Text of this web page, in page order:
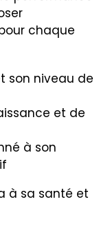
chaque
son niveau de
et de
à son
à sa santé et